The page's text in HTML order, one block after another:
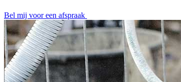
Bel mij voor een afspraak